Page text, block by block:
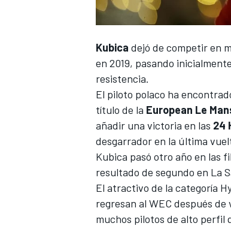
Kubica dejó de competir en
en 2019, pasando
resistencia.
El piloto polaco ha
título de la European Le
añadir una victoria en las 24
desgarrador en la última
Kubica pasó otro año en las
resultado de segundo en La
El atractivo de la categoría
regresan al WEC después
muchos pilotos de alto perfil